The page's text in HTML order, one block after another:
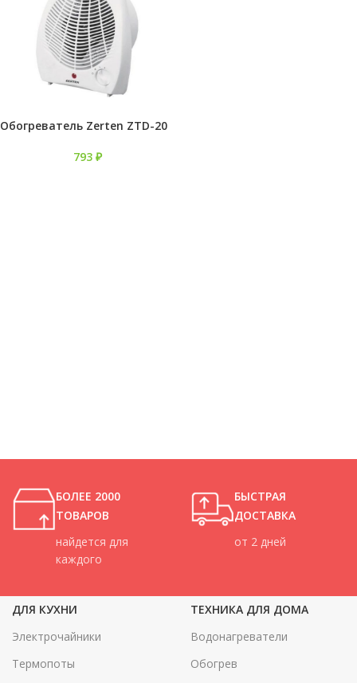
Обогреватель Zerten ZTD-20
793 ₽
БОЛЕЕ 2000
ТОВАРОВ
найдется для
каждого
БЫСТРАЯ
ДОСТАВКА
от 2 дней
ДЛЯ КУХНИ
Электрочайники
Термопоты
ТЕХНИКА ДЛЯ ДОМА
Водонагреватели
Обогрев